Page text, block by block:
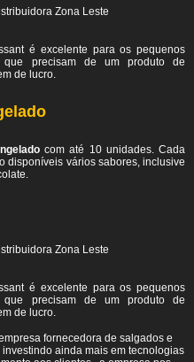
Zona Leste
é excelente para os pequenos
que precisam de um produto de
de lucro.
com até 10 unidades. Cada
disponíveis vários sabores, inclusive
Zona Leste
é excelente para os pequenos
que precisam de um produto de
de lucro.
fornecedora de salgados e
ainda mais em tecnologias